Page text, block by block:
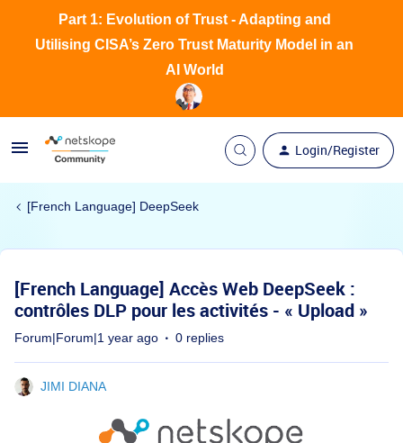
Login/Register
Part 1: Evolution of Trust - Adapting and
Utilising CISA’s Zero Trust Maturity Model in an
AI World
[French Language] DeepSeek
[French Language] Accès Web DeepSeek :
contrôles DLP pour les activités - « Upload »
Forum|Forum|1 year ago 0 replies
JIMI DIANA